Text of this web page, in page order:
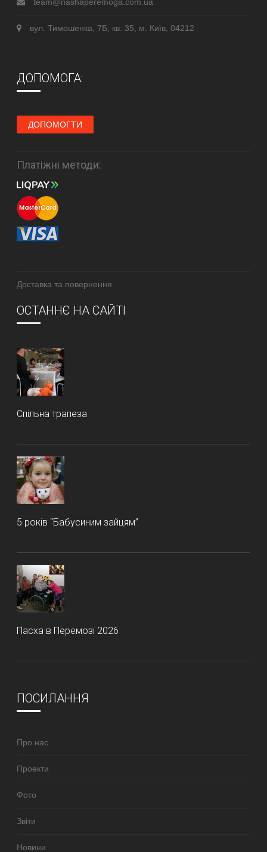
вул. Тимошенка, 7Б, кв. 35, м. Київ, 04212
ДОПОМОГА:
ДОПОМОГТИ
Платіжні методи:
Доставка та повернення
ОСТАННЄ НА САЙТІ
Спільна трапеза
5 років “Бабусиним зайцям”
Пасха в Перемозі 2026
ПОСИЛАННЯ
Про нас
Проекти
Фото
Звіти
Новини